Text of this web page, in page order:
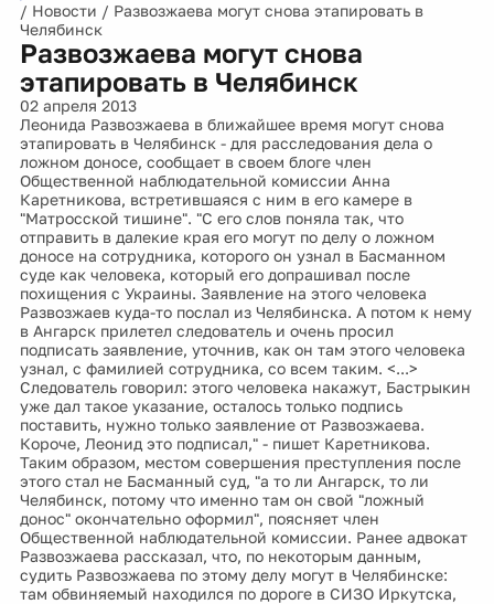
/ Новости / Развозжаева могут снова этапировать в
Челябинск
Развозжаева могут снова
этапировать в Челябинск
02 апреля 2013
Леонида Развозжаева в ближайшее время могут снова
этапировать в Челябинск - для расследования дела о
ложном доносе, сообщает в своем блоге член
Общественной наблюдательной комиссии Анна
Каретникова, встретившаяся с ним в его камере в
"Матросской тишине". "С его слов поняла так, что
отправить в далекие края его могут по делу о ложном
доносе на сотрудника, которого он узнал в Басманном
суде как человека, который его допрашивал после
похищения с Украины. Заявление на этого человека
Развозжаев куда-то послал из Челябинска. А потом к нему
в Ангарск прилетел следователь и очень просил
подписать заявление, уточнив, как он там этого человека
узнал, с фамилией сотрудника, со всем таким. <...>
Следователь говорил: этого человека накажут, Бастрыкин
уже дал такое указание, осталось только подпись
поставить, нужно только заявление от Развозжаева.
Короче, Леонид это подписал," - пишет Каретникова.
Таким образом, местом совершения преступления после
этого стал не Басманный суд, "а то ли Ангарск, то ли
Челябинск, потому что именно там он свой "ложный
донос" окончательно оформил", поясняет член
Общественной наблюдательной комиссии. Ранее адвокат
Развозжаева рассказал, что, по некоторым данным,
судить Развозжаева по этому делу могут в Челябинске:
там обвиняемый находился по дороге в СИЗО Иркутска,